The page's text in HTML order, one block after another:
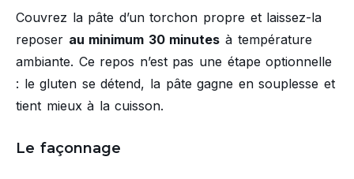
Couvrez la pâte d’un torchon propre et laissez-la
reposer au minimum 30 minutes à température
ambiante. Ce repos n’est pas une étape optionnelle
: le gluten se détend, la pâte gagne en souplesse et
tient mieux à la cuisson.
Le façonnage